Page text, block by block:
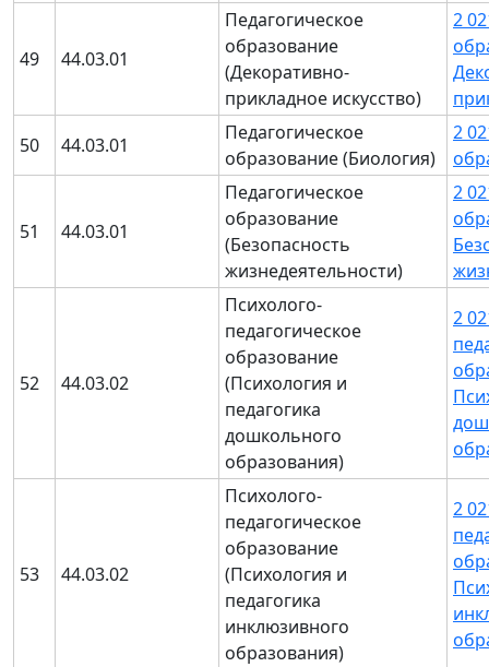
49 44.03.01
Педагогическое
образование
(Декоративно-
прикладное искусство)
2
50
44.03.01
Педагогическое
образование (Биология)
2
51 44.03.01
Педагогическое
образование
(Безопасность
жизнедеятельности)
2
52 44.03.02
Психолого-
педагогическое
образование
(Психология и
педагогика
дошкольного
образования)
2
53 44.03.02
Психолого-
педагогическое
образование
(Психология и
педагогика
инклюзивного
образования)
2